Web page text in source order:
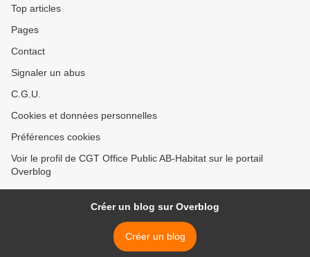
Top articles
Pages
Contact
Signaler un abus
C.G.U.
Cookies et données personnelles
Préférences cookies
Voir le profil de CGT Office Public AB-Habitat sur le portail
Overblog
Créer un blog sur Overblog
Créer un blog